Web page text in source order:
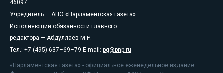
46097
Учредитель — АНО «Парламентская газета»
Исполняющий обязанности главного
редактора — Абдуллаев М.Р.
Тел.: +7 (495) 637–69–79 E-mail: pg@pnp.ru
«Парламентская газета» - официальное еженедельное издание